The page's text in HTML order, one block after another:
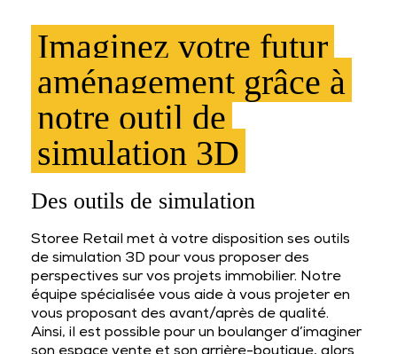
Imaginez votre futur
aménagement grâce à
notre outil de
simulation 3D
Des outils de simulation
Storee Retail met à votre disposition ses outils
de simulation 3D pour vous proposer des
perspectives sur vos projets immobilier. Notre
équipe spécialisée vous aide à vous projeter en
vous proposant des avant/après de qualité.
Ainsi, il est possible pour un boulanger d’imaginer